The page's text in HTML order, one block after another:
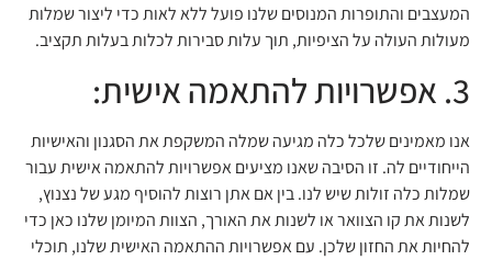
המעצבים והתופרות המנוסים שלנו פועל ללא לאות כדי ליצור שמלות
מעולות העולה על הציפיות, תוך עלות סבירות לכלות בעלות תקציב.
3. אפשרויות להתאמה אישית:
אנו מאמינים שלכל כלה מגיעה שמלה המשקפת את הסגנון והאישיות
הייחודיים לה. זו הסיבה שאנו מציעים אפשרויות להתאמה אישית עבור
שמלות כלה זולות שיש לנו. בין אם אתן רוצות להוסיף מגע של נצנוץ,
לשנות את קו הצוואר או לשנות את האורך, הצוות המיומן שלנו כאן כדי
להחיות את החזון שלכן. עם אפשרויות ההתאמה האישית שלנו, תוכלי